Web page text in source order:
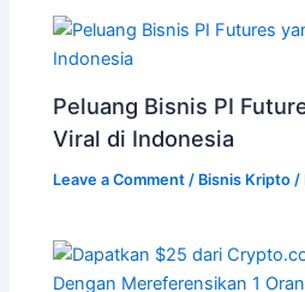
Peluang Bisnis PI
Viral di Indonesia
Leave a Comment / Bisnis Kripto /